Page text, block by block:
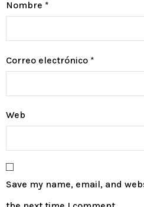
Nombre *
Correo electrónico *
Web
Save my name, email, and